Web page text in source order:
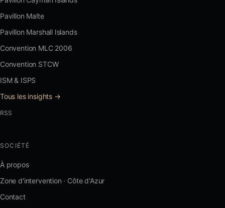
Pavillon Malte
Pavillon Marshall Islands
Convention MLC 2006
Convention STCW
ISM & ISPS
Tous les insights →
RSS
SOCIÉTÉ
À propos
Zone d'intervention · Côte d'Azur
Contact